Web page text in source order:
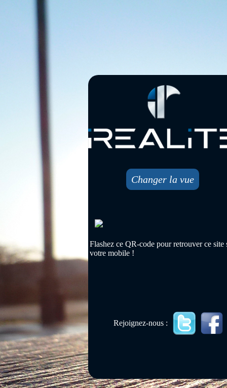
Changer la vue
Flashez ce QR-code pour retrouver ce site
votre mobile !
Rejoignez-nous :